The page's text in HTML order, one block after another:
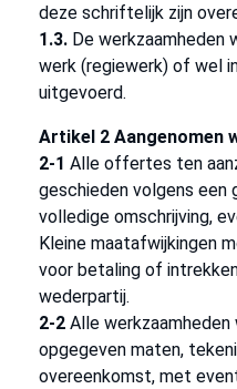
deze schriftelijk zijn
1.3. De werkzaamheden
werk (regiewerk) of wel
uitgevoerd.
Artikel 2 Aangenomen
2-1 Alle offertes ten
geschieden volgens een
volledige omschrijving,
Kleine maatafwijkingen
voor betaling of
wederpartij.
2-2 Alle
opgegeven maten,
overeenkomst, met